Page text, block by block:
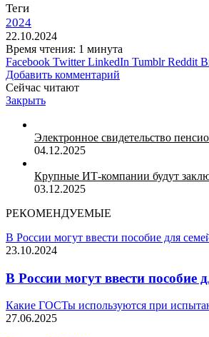
Теги
2024
22.10.2024
Время чтения: 1 минута
Facebook Twitter LinkedIn Tumblr Reddit
Добавить комментарий
Сейчас читают
Закрыть
Электронное свидетельство
04.12.2025
Крупные ИТ-компании будут
03.12.2025
РЕКОМЕНДУЕМЫЕ
В России могут ввести пособие для
23.10.2024
В России могут ввести
Какие ГОСТы используются при
27.06.2025